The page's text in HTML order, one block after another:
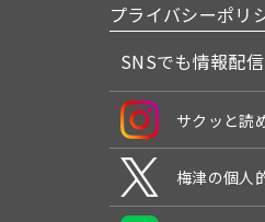
プライバシーポリ
SNSでも情報配
サクッと読
梅津の個人